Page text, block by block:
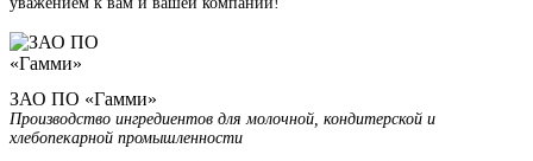
ЗАО ПО «Гамми»
Производство ингредиентов для молочной, кондитерской и
хлебопекарной промышленности